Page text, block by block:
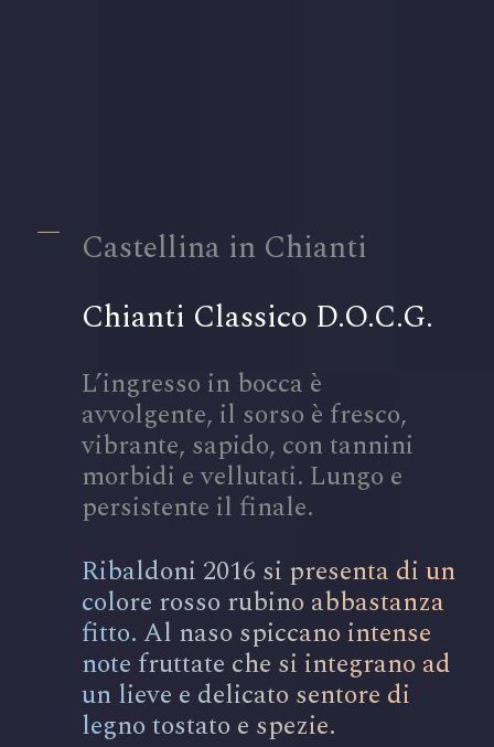
Castellina in Chianti
Chianti Classico D.O.C.G.
L’ingresso in bocca è
avvolgente, il sorso è fresco,
vibrante, sapido, con tannini
morbidi e vellutati. Lungo e
persistente il finale.
Ribaldoni 2016 si presenta di un
colore rosso rubino abbastanza
fitto. Al naso spiccano intense
note fruttate che si integrano ad
un lieve e delicato sentore di
legno tostato e spezie.